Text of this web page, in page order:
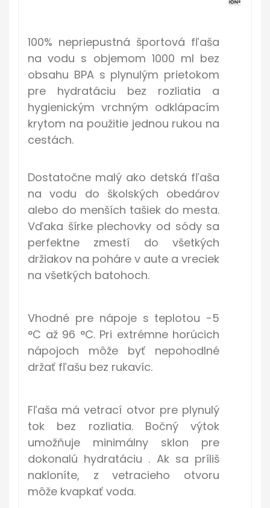
100% nepriepustná športová fľaša
na vodu s objemom 1000 ml bez
obsahu BPA s plynulým prietokom
pre hydratáciu bez rozliatia a
hygienickým vrchným odklápacím
krytom na použitie jednou rukou na
cestách.
Dostatočne malý ako detská fľaša
na vodu do školských obedárov
alebo do menších tašiek do mesta.
Vďaka šírke plechovky od sódy sa
perfektne zmestí do všetkých
držiakov na poháre v aute a vreciek
na všetkých batohoch.
Vhodné pre nápoje s teplotou -5
°C až 96 °C. Pri extrémne horúcich
nápojoch môže byť nepohodlné
držať fľašu bez rukavíc.
Fľaša má vetrací otvor pre plynulý
tok bez rozliatia. Bočný výtok
umožňuje minimálny sklon pre
dokonalú hydratáciu . Ak sa príliš
nakloníte, z vetracieho otvoru
môže kvapkať voda.